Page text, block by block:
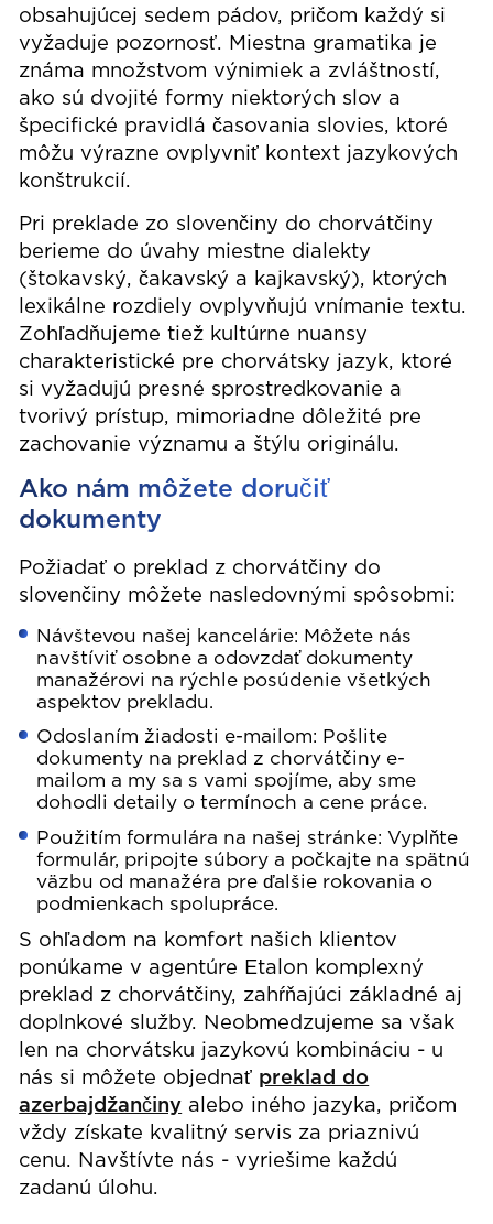
obsahujúcej sedem pádov, pričom každý si
vyžaduje pozornosť. Miestna gramatika je
známa množstvom výnimiek a zvláštností,
ako sú dvojité formy niektorých slov a
špecifické pravidlá časovania slovies, ktoré
môžu výrazne ovplyvniť kontext jazykových
konštrukcií.
Pri preklade zo slovenčiny do chorvátčiny
berieme do úvahy miestne dialekty
(štokavský, čakavský a kajkavský), ktorých
lexikálne rozdiely ovplyvňujú vnímanie textu.
Zohľadňujeme tiež kultúrne nuansy
charakteristické pre chorvátsky jazyk, ktoré
si vyžadujú presné sprostredkovanie a
tvorivý prístup, mimoriadne dôležité pre
zachovanie významu a štýlu originálu.
Ako nám môžete doručiť
dokumenty
Požiadať o preklad z chorvátčiny do
slovenčiny môžete nasledovnými spôsobmi:
Návštevou našej kancelárie: Môžete nás
navštíviť osobne a odovzdať dokumenty
manažérovi na rýchle posúdenie všetkých
aspektov prekladu.
Odoslaním žiadosti e-mailom: Pošlite
dokumenty na preklad z chorvátčiny e-
mailom a my sa s vami spojíme, aby sme
dohodli detaily o termínoch a cene práce.
Použitím formulára na našej stránke: Vyplňte
formulár, pripojte súbory a počkajte na spätnú
väzbu od manažéra pre ďalšie rokovania o
podmienkach spolupráce.
S ohľadom na komfort našich klientov
ponúkame v agentúre Etalon komplexný
preklad z chorvátčiny, zahŕňajúci základné aj
doplnkové služby. Neobmedzujeme sa však
len na chorvátsku jazykovú kombináciu - u
nás si môžete objednať preklad do
azerbajdžančiny alebo iného jazyka, pričom
vždy získate kvalitný servis za priaznivú
cenu. Navštívte nás - vyriešime každú
zadanú úlohu.